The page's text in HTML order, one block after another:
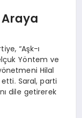
“Aşk-ı
Yöntem ve
Hilal
Saral, parti
dile getirerek